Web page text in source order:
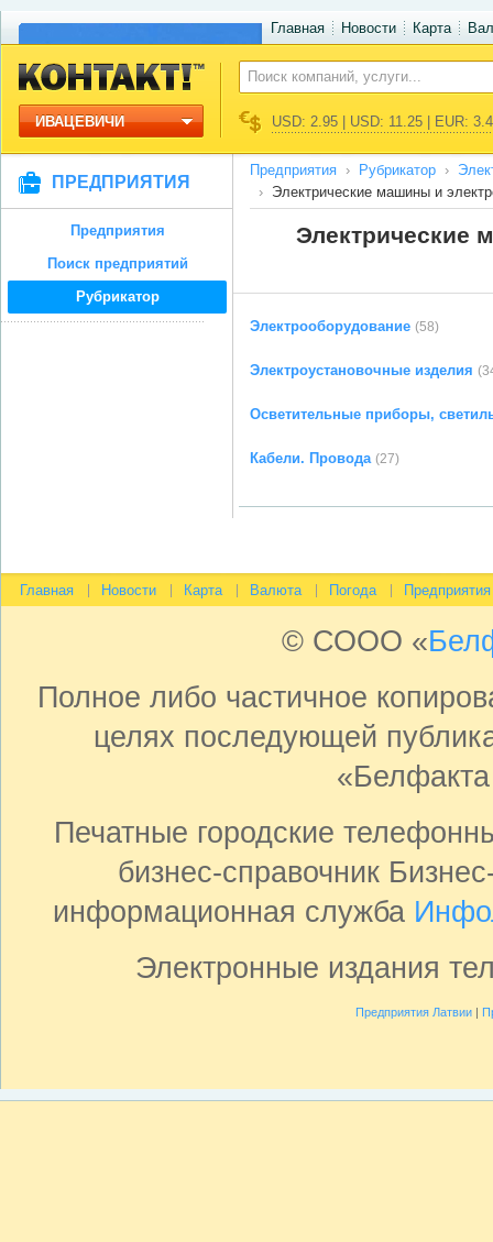
Главная Новости Карта
ИВАЦЕВИЧИ USD: 2.95 | USD: 11.25 | EUR:
ПРЕДПРИЯТИЯ
Предприятия
Поиск предприятий
Рубрикатор
Предприятия Рубрикатор
Электрические машины и
Электрические
Электрооборудование (58)
Электроустановочные изделия
Осветительные приборы,
Кабели. Провода (27)
Главная Новости Карта Валюта Погода Предприятия
© СООО «
Полное либо частичное
целях последующей
Печатные городские
бизнес-справочник
информационная служба
Электронные издания
Предприятия Латвии|